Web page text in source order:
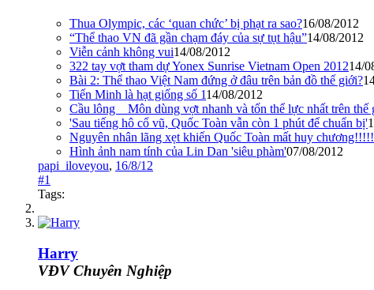
Thua Olympic, các ‘quan chức’ bị phạt ra sao?16/08/2012
“Thể thao VN đã gần chạm đáy của sự tụt hậu”14/08/2012
Viễn cảnh không vui14/08/2012
322 tay vợt tham dự Yonex Sunrise Vietnam Open 201214/
Bài 2: Thể thao Việt Nam đứng ở đâu trên bản đồ thế giới?
Tiến Minh là hạt giống số 114/08/2012
Cầu lông _ Môn dùng vợt nhanh và tốn thể lực nhất trên thế
'Sau tiếng hô cổ vũ, Quốc Toàn vẫn còn 1 phút để chuẩn bị'
Nguyên nhân lãng xẹt khiến Quốc Toàn mất huy
Hình ảnh nam tính của Lin Dan 'siêu phàm'07/08/2012
papi_iloveyou, 16/8/12
#1
Tags:
Harry
VĐV Chuyên Nghiệp